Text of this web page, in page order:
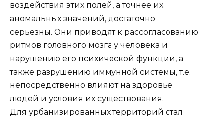
воздействия этих полей, а точнее их
аномальных значений, до­статочно
серьезны. Они приводят к рассогласованию
ритмов головного мозга у че­ловека и
нарушению его психической функции, а
также разрушению иммунной системы, т.е.
непосредственно влияют на здоровье
людей и условия их существо­вания.
Для урбанизированных территорий стал